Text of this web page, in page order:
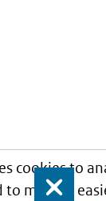
cookies to
to make it
Close